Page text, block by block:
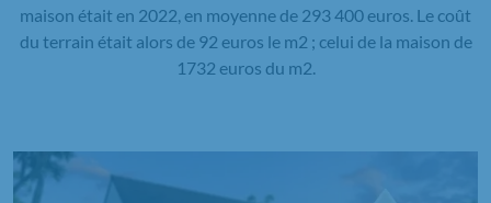
maison était en 2022, en moyenne de 293 400 euros. Le coût
du terrain était alors de 92 euros le m2 ; celui de la maison de
1732 euros du m2.